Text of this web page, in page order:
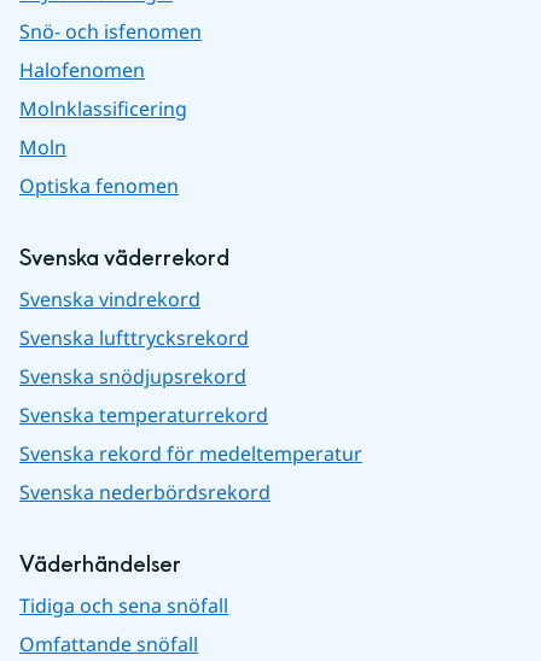
Snö- och isfenomen
Halofenomen
Molnklassificering
Moln
Optiska fenomen
Svenska väderrekord
Svenska vindrekord
Svenska lufttrycksrekord
Svenska snödjupsrekord
Svenska temperaturrekord
Svenska rekord för medeltemperatur
Svenska nederbördsrekord
Väderhändelser
Tidiga och sena snöfall
Omfattande snöfall